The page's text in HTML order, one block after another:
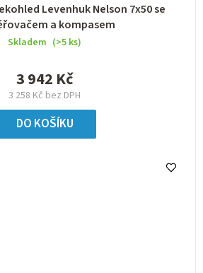
Levenhuk Nelson 7x50 se
a kompasem
Skladem (>5 ks)
3 258 Kč bez DPH
3 942 Kč
DO KOŠÍKU